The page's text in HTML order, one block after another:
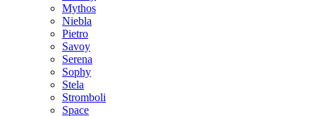
Mythos
Niebla
Pietro
Savoy
Serena
Sophy
Stela
Stromboli
Space